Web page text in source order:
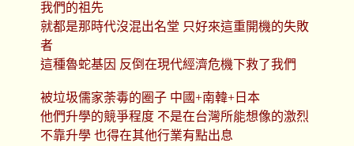
我們的祖先
就都是那時代沒混出名堂 只好來這重開機的失敗
者
這種魯蛇基因 反倒在現代經濟危機下救了我們
被垃圾儒家荼毒的圈子 中國+南韓+日本
他們升學的競爭程度 不是在台灣所能想像的激烈
不靠升學 也得在其他行業有點出息